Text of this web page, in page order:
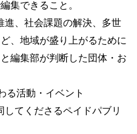
集できること。
進、社会課題の解決、多世
、地域が盛り上がるために
編集部が判断した団体・お
る活動・イベント
てくださるペイドパブリ